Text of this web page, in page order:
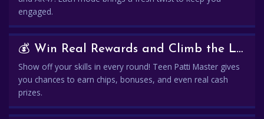
engaged.
💰 Win Real Rewards and Climb the Leaderboard
Show off your skills in every round! Teen Patti Master gives
you chances to earn chips, bonuses, and even real cash
prizes.